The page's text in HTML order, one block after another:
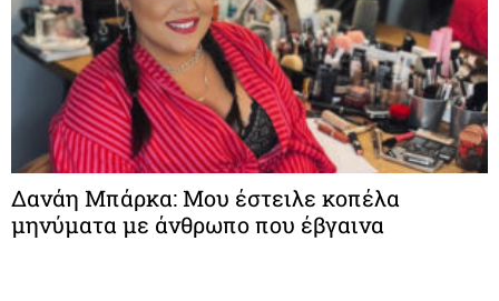
Δανάη Μπάρκα: Μου έστειλε κοπέλα
μηνύματα με άνθρωπο που έβγαινα